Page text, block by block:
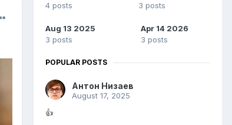
4 posts
3 posts
Aug 13 2025
3 posts
Apr 14 2026
3 posts
POPULAR POSTS
Антон Низаев
August 17, 2025
👍